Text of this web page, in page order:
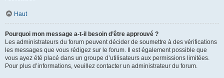
Haut
Pourquoi mon message a-t-il besoin d’être approuvé ?
Les administrateurs du forum peuvent décider de soumettre à des vérifications
les messages que vous rédigez sur le forum. Il est également possible que
vous ayez été placé dans un groupe d’utilisateurs aux permissions limitées.
Pour plus d’informations, veuillez contacter un administrateur du forum.